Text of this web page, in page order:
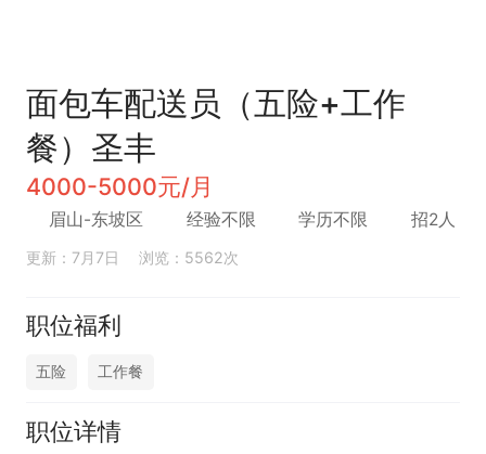
面包车配送员（五险+工作
餐）圣丰
4000-5000元/月
眉山-东坡区 经验不限 学历不限 招2人
更新：7月7日 浏览：5562次
职位福利
五险 工作餐
职位详情